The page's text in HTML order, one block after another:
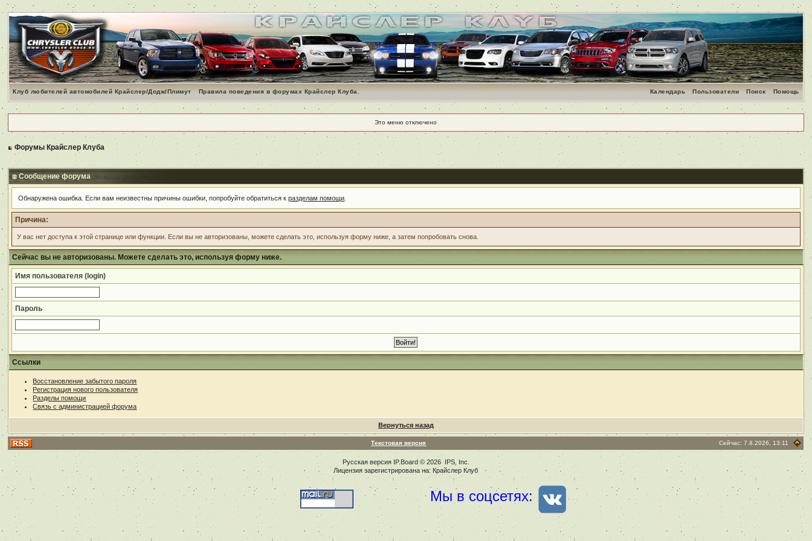
Клуб любителей автомобилей Крайслер/Додж/Плимут Правила поведения в форумах Крайслер Клуба. Помощь
Поиск
Пользователи
Календарь
Это меню отключено
Форумы Крайслер Клуба
Сообщение форума
Обнаружена ошибка. Если вам неизвестны причины ошибки, попробуйте обратиться кразделам помощи
Причина:
У вас нет доступа к этой странице или функции. Если вы не авторизованы, можете сделать это, используя форму ниже, а затем попробовать снова.
Сейчас вы не авторизованы. Можете сделать это, используя форму ниже.
Имя пользователя (login)
Пароль
Ссылки
Восстановление забытого пароля
Регистрация нового пользователя
Разделы помощи
Связь с администрацией форума
Вернуться назад
Текстовая версия Сейчас: 7.8.2026, 13:11
Русская версия IP.Board© 2026IPS, Inc
Лицензия зарегистрирована на: Крайслер Клуб
Мы в соцсетях: